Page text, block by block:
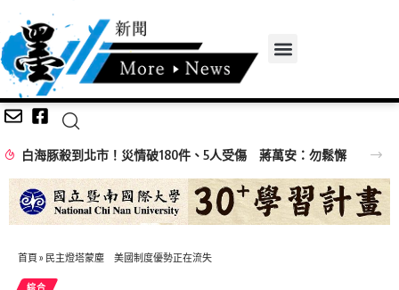
蔣萬安：勿鬆懈
首頁 » 民主燈塔蒙塵 美國制度優勢正在流失
綜合